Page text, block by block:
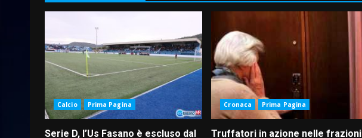
Calcio Prima Pagina
Serie D, l’Us Fasano è escluso dal
Cronaca Prima Pagina
Truffatori in azione nelle frazioni